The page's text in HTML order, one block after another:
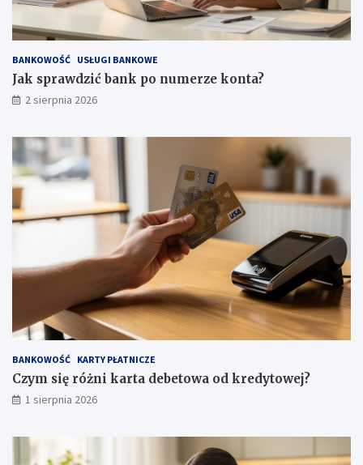
BANKOWOŚĆ USŁUGI BANKOWE
Jak sprawdzić bank po numerze konta?
2 sierpnia 2026
BANKOWOŚĆ KARTY PŁATNICZE
Czym się różni karta debetowa od kredytowej?
1 sierpnia 2026